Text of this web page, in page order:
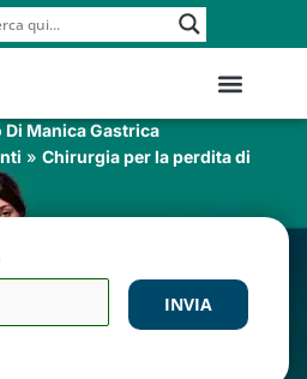
Manica Gastrica
» Chirurgia per la perdita di
INVIA